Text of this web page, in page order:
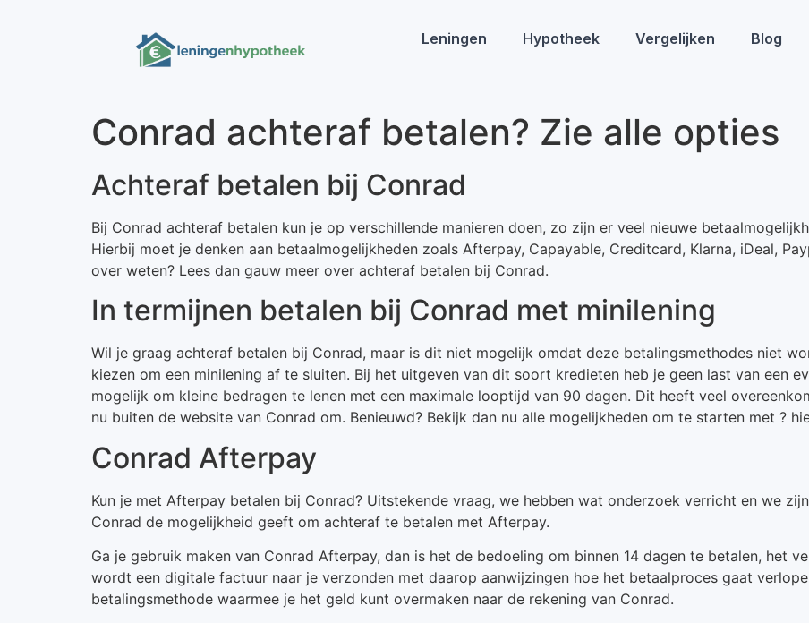
Leningen Hypotheek Vergelijken Blog
Conrad achteraf betalen? Zie alle opties
Achteraf betalen bij Conrad
Bij Conrad achteraf betalen kun je op verschillende manieren doen, zo zijn er veel nieuwe
Hierbij moet je denken aan betaalmogelijkheden zoals Afterpay, Capayable, Creditcard, Klarna, iDeal,
over weten? Lees dan gauw meer over achteraf betalen bij Conrad.
In termijnen betalen bij Conrad met minilening
Wil je graag achteraf betalen bij Conrad, maar is dit niet mogelijk omdat deze betalingsmethodes niet
kiezen om een minilening af te sluiten. Bij het uitgeven van dit soort kredieten heb je geen last van een
mogelijk om kleine bedragen te lenen met een maximale looptijd van 90 dagen. Dit heeft veel
nu buiten de website van Conrad om. Benieuwd? Bekijk dan nu alle mogelijkheden om te starten met ?
Conrad Afterpay
Kun je met Afterpay betalen bij Conrad? Uitstekende vraag, we hebben wat onderzoek verricht en we
Conrad de mogelijkheid geeft om achteraf te betalen met Afterpay.
Ga je gebruik maken van Conrad Afterpay, dan is het de bedoeling om binnen 14 dagen te betalen, het
wordt een digitale factuur naar je verzonden met daarop aanwijzingen hoe het betaalproces gaat
betalingsmethode waarmee je het geld kunt overmaken naar de rekening van Conrad.